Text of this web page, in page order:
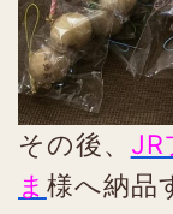
その後、 JR
ま 様へ納品